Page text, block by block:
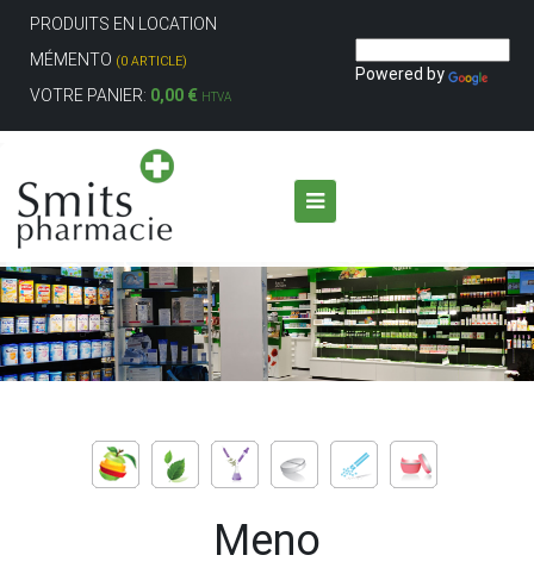
Aller au contenu
PRODUITS EN LOCATION
MÉMENTO (0 ARTICLE)
VOTRE PANIER: 0,00 € HTVA
Meno
Powered by